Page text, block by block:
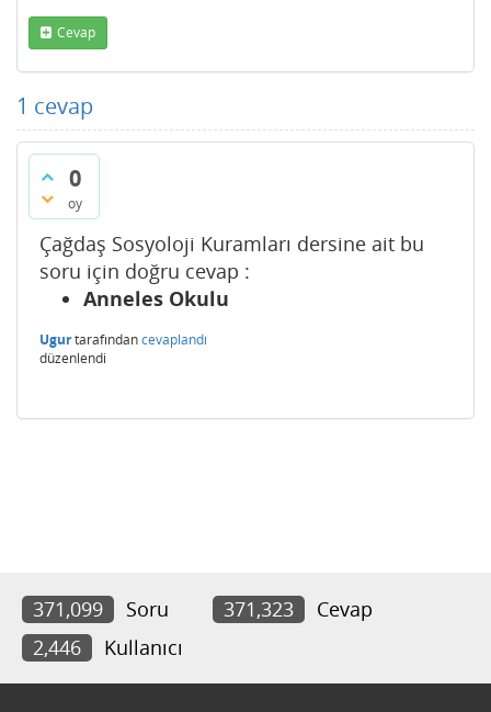
Cevap
1 cevap
0
oy
Çağdaş Sosyoloji Kuramları dersine ait bu
soru için doğru cevap :
Anneles Okulu
Ugurtarafındancevaplandı
düzenlendi
371,099 Soru 371,323
Cevap
2,446
Kullanıcı